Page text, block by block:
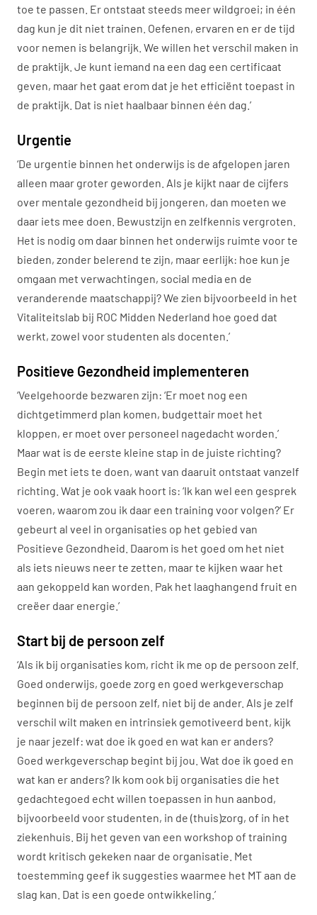
toe te passen. Er ontstaat steeds meer wildgroei; in één
dag kun je dit niet trainen. Oefenen, ervaren en er de tijd
voor nemen is belangrijk. We willen het verschil maken in
de praktijk. Je kunt iemand na een dag een certificaat
geven, maar het gaat erom dat je het efficiënt toepast in
de praktijk. Dat is niet haalbaar binnen één dag.’
Urgentie
‘De urgentie binnen het onderwijs is de afgelopen jaren
alleen maar groter geworden. Als je kijkt naar de cijfers
over mentale gezondheid bij jongeren, dan moeten we
daar iets mee doen. Bewustzijn en zelfkennis vergroten.
Het is nodig om daar binnen het onderwijs ruimte voor te
bieden, zonder belerend te zijn, maar eerlijk: hoe kun je
omgaan met verwachtingen, social media en de
veranderende maatschappij? We zien bijvoorbeeld in het
Vitaliteitslab bij ROC Midden Nederland hoe goed dat
werkt, zowel voor studenten als docenten.’
Positieve Gezondheid implementeren
‘Veelgehoorde bezwaren zijn: ‘Er moet nog een
dichtgetimmerd plan komen, budgettair moet het
kloppen, er moet over personeel nagedacht worden.’
Maar wat is de eerste kleine stap in de juiste richting?
Begin met iets te doen, want van daaruit ontstaat vanzelf
richting. Wat je ook vaak hoort is: ‘Ik kan wel een gesprek
voeren, waarom zou ik daar een training voor volgen?’ Er
gebeurt al veel in organisaties op het gebied van
Positieve Gezondheid. Daarom is het goed om het niet
als iets nieuws neer te zetten, maar te kijken waar het
aan gekoppeld kan worden. Pak het laaghangend fruit en
creëer daar energie.’
Start bij de persoon zelf
‘Als ik bij organisaties kom, richt ik me op de persoon zelf.
Goed onderwijs, goede zorg en goed werkgeverschap
beginnen bij de persoon zelf, niet bij de ander. Als je zelf
verschil wilt maken en intrinsiek gemotiveerd bent, kijk
je naar jezelf: wat doe ik goed en wat kan er anders?
Goed werkgeverschap begint bij jou. Wat doe ik goed en
wat kan er anders? Ik kom ook bij organisaties die het
gedachtegoed echt willen toepassen in hun aanbod,
bijvoorbeeld voor studenten, in de (thuis)zorg, of in het
ziekenhuis. Bij het geven van een workshop of training
wordt kritisch gekeken naar de organisatie. Met
toestemming geef ik suggesties waarmee het MT aan de
slag kan. Dat is een goede ontwikkeling.’